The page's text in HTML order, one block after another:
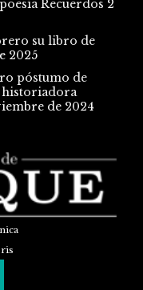
Recuerdos 2
su libro de
2025
póstumo de
historiadora
de 2024